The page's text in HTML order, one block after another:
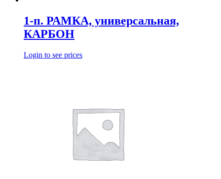
1-п. РАМКА, универсальная,
КАРБОН
Login to see prices